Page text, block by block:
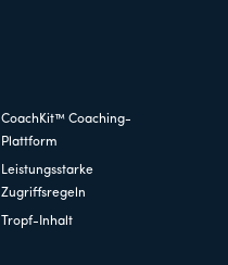
CoachKit™ Coaching-
Plattform
Leistungsstarke
Zugriffsregeln
Tropf-Inhalt